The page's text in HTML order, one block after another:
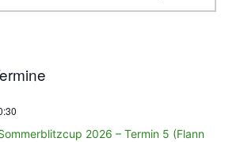
2026 – Termin 5 (Flann